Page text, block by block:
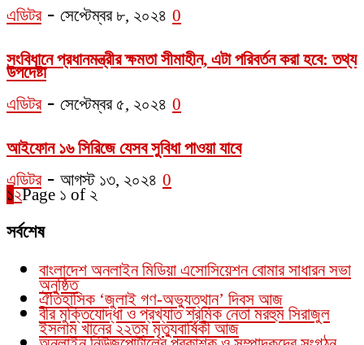
এডিটর - সেপ্টেম্বর ৮, ২০২৪ 0
সংবিধানে প্রধানমন্ত্রীর ক্ষমতা সীমাহীন, এটা পরিবর্তন করা হবে: তথ্য
উপদেষ্টা
এডিটর - সেপ্টেম্বর ৫, ২০২৪ 0
আইফোন ১৬ সিরিজে যেসব সুবিধা পাওয়া যাবে
এডিটর - আগস্ট ১৩, ২০২৪ 0
১২Page ১ of ২
সর্বশেষ
বাংলাদেশ অনলাইন মিডিয়া এসোসিয়েশন বোমার সাধারন সভা
অনুষ্ঠিত
ঐতিহাসিক ‘জুলাই গণ-অভ্যুত্থান’ দিবস আজ
বীর মুক্তিযোদ্ধা ও প্রখ্যাত শ্রমিক নেতা মরহুম সিরাজুল
ইসলাম খানের ২২তম মৃত্যুবার্ষিকী আজ